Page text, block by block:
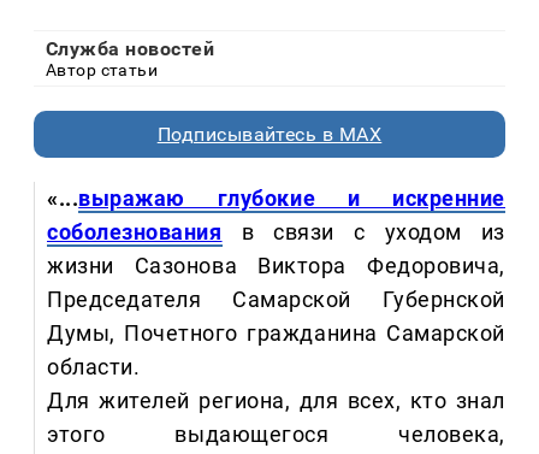
Служба новостей
Автор статьи
Подписывайтесь в MAX
«...выражаю глубокие и искренние
соболезнования в связи с уходом из
жизни Сазонова Виктора Федоровича,
Председателя Самарской Губернской
Думы, Почетного гражданина Самарской
области.
Для жителей региона, для всех, кто знал
этого выдающегося человека,